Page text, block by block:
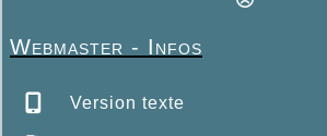
Webmaster - Infos
Version texte